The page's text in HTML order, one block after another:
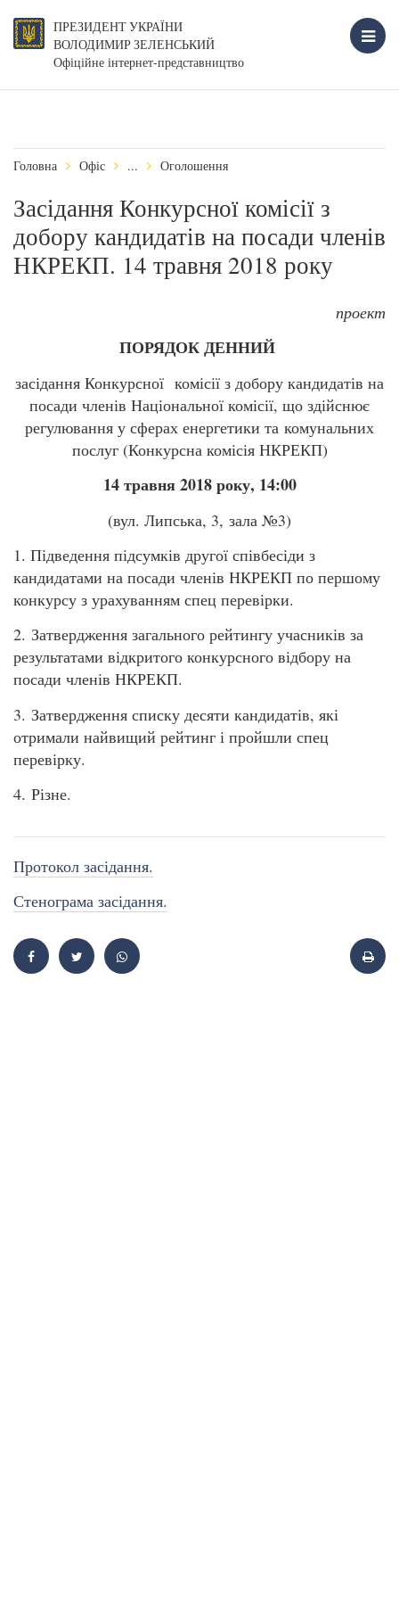
ПРЕЗИДЕНТ УКРАЇНИ
ВОЛОДИМИР ЗЕЛЕНСЬКИЙ
Офіційне інтернет-представництво
Головна Офіс ... Оголошення
Засідання Конкурсної комісії з
добору кандидатів на посади членів
НКРЕКП. 14 травня 2018 року
проект
ПОРЯДОК ДЕННИЙ
засідання Конкурсної комісії з добору кандидатів на
посади членів Національної комісії, що здійснює
регулювання у сферах енергетики та комунальних
послуг (Конкурсна комісія НКРЕКП)
14 травня 2018 року, 14:00
(вул. Липська, 3, зала №3)
1. Підведення підсумків другої співбесіди з
кандидатами на посади членів НКРЕКП по першому
конкурсу з урахуванням спец перевірки.
2. Затвердження загального рейтингу учасників за
результатами відкритого конкурсного відбору на
посади членів НКРЕКП.
3. Затвердження списку десяти кандидатів, які
отримали найвищий рейтинг і пройшли спец
перевірку.
4. Різне.
Протокол засідання.
Стенограма засідання.